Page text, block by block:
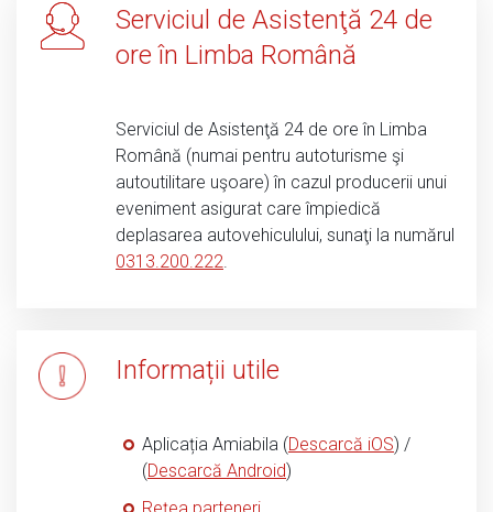
Serviciul de Asistenţă 24 de
ore în Limba Română
Serviciul de Asistenţă 24 de ore în Limba
Română (numai pentru autoturisme şi
autoutilitare uşoare) în cazul producerii unui
eveniment asigurat care împiedică
deplasarea autovehiculului, sunaţi la numărul
0313.200.222.
Informații utile
Aplicația Amiabila (Descarcă iOS) /
(Descarcă Android)